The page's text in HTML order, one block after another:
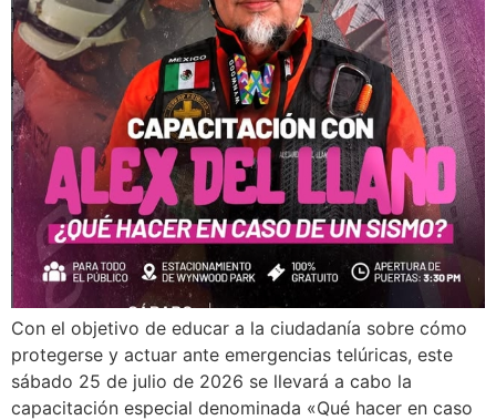
Con el objetivo de educar a la ciudadanía sobre cómo
protegerse y actuar ante emergencias telúricas, este
sábado 25 de julio de 2026 se llevará a cabo la
capacitación especial denominada «Qué hacer en caso